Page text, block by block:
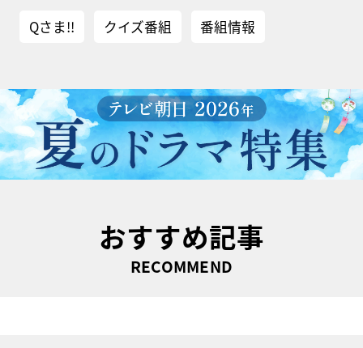
Qさま!! クイズ番組 番組情報
おすすめ記事
RECOMMEND